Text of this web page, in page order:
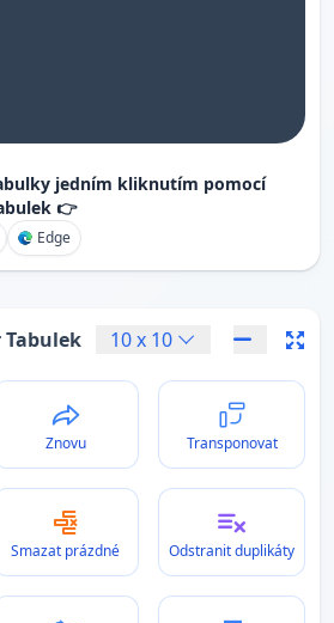
jedním kliknutím pomocí
👉
Edge
10x 10
Znovu Transponovat
Smazat prázdné Odstranit duplikáty